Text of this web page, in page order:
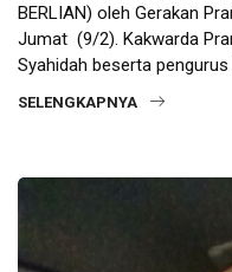
BERLIAN) oleh Gerakan
Jumat (9/2). Kakwarda
Syahidah beserta pengurus
SELENGKAPNYA